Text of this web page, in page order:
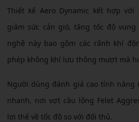
Thiết kế Aero Dynamic kết hợp với
giảm sức cản gió, tăng tốc độ vung
nghệ này bao gồm các rãnh khí
phép không khí lưu thông mượt mà
Người dùng đánh giá cao tính năng
nhanh, nơi vợt cầu lông Felet
lợi thế về tốc độ so với đối thủ.